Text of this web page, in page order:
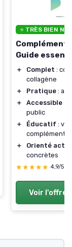
⭐ TRÈS BIEN
Guide
＋ Complet :
collagène
＋
Pratique :
＋
Accessible :
public
＋
Éducatif :
compléments
＋
Orienté
concrètes
★★★★★
★★★★★ 4,9/5
Voir l'offre